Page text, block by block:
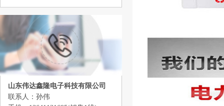
山东伟达鑫隆电子科技有限公司
联系人：孙伟